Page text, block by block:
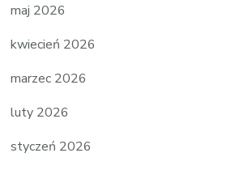
maj 2026
kwiecień 2026
marzec 2026
luty 2026
styczeń 2026